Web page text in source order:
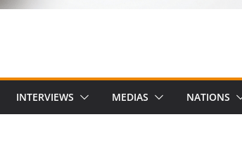
INTERVIEWS MEDIAS NATIONS